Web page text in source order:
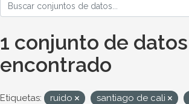
1 conjunto de datos
encontrado
Etiquetas: ruido santiago de cali